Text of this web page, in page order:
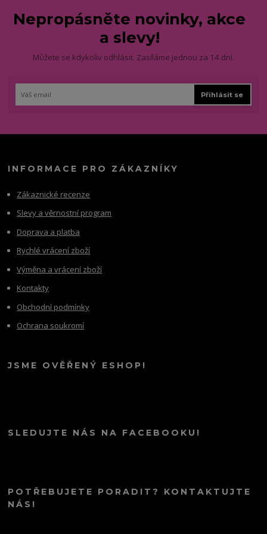
Nepropásněte novinky, akce
a slevy!
Můžete se kdykoliv odhlásit. Zasíláme jednou za 14 dní.
Přihlásit se
INFORMACE PRO ZÁKAZNÍKY
Zákaznické recenze
Slevy a věrnostní program
Doprava a platba
Rychlé vrácení zboží
Výměna a vrácení zboží
Kontakty
Obchodní podmínky
Ochrana soukromí
JSME OVĚŘENÝ ESHOP!
SLEDUJTE NÁS NA FACEBOOKU!
POTŘEBUJETE PORADIT? KONTAKTUJTE
NÁS!